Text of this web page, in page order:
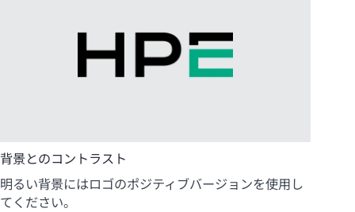
背景とのコントラスト
明るい背景にはロゴのポジティブバージョンを使用し
てください。